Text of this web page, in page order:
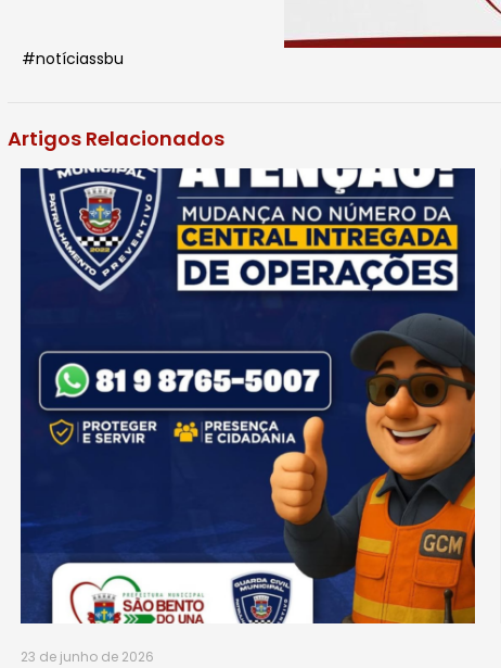
#notíciassbu
Artigos Relacionados
23 de junho de 2026